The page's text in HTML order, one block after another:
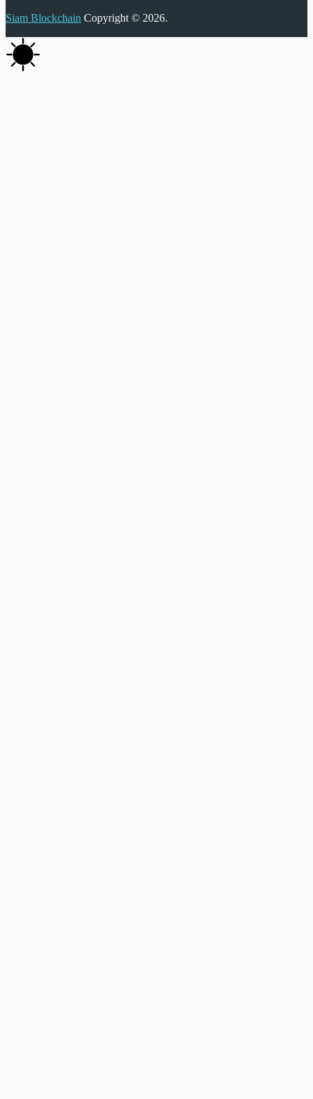
Siam Blockchain Copyright © 2026.